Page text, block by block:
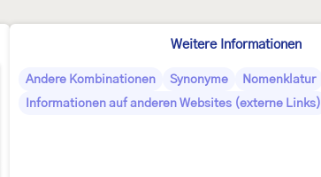
Weitere Informationen
Andere Kombinationen Synonyme Nomenklatur
Informationen auf anderen Websites (externe Links)